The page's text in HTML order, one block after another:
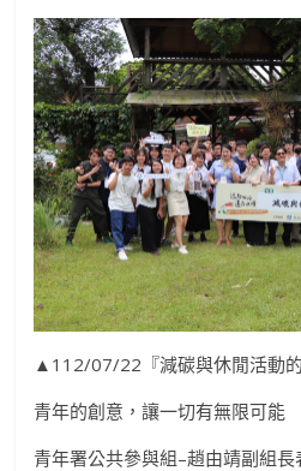
▲112/07/22『減碳與休閒活動
青年的創意，讓一切有無限可能
青年署公共參與組–趙由靖副組長